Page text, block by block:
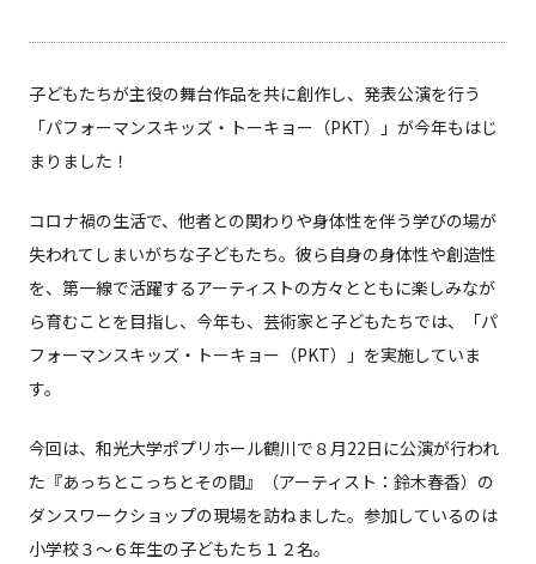
子どもたちが主役の舞台作品を共に創作し、発表公演を行う
「パフォーマンスキッズ・トーキョー（PKT）」が今年もはじ
まりました！
コロナ禍の生活で、他者との関わりや身体性を伴う学びの場が
失われてしまいがちな子どもたち。彼ら自身の身体性や創造性
を、第一線で活躍するアーティストの方々とともに楽しみなが
ら育むことを目指し、今年も、芸術家と子どもたちでは、「パ
フォーマンスキッズ・トーキョー（PKT）」を実施していま
す。
今回は、和光大学ポプリホール鶴川で８月22日に公演が行われ
た『あっちとこっちとその間』（アーティスト：鈴木春香）の
ダンスワークショップの現場を訪ねました。参加しているのは
小学校３〜６年生の子どもたち１２名。